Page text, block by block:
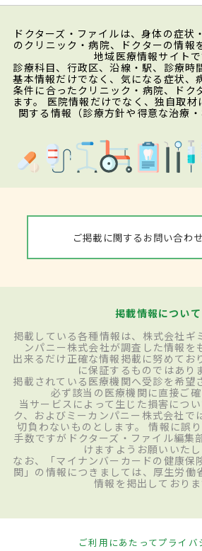
ドクターズ・ファイルは、身体の症状
のクリニック・病院、ドクターの情報
地域医療情報サイトで
診療科目、行政区、沿線・駅、診療時
基本情報だけでなく、気になる症状、
条件に合ったクリニック・病院、ドク
ます。 医院情報だけでなく、独自取材
関する情報（診療方針や得意な治療・
ご掲載に関するお問い合わ
掲載情報について
掲載している各種情報は、株式会社ギ
ンパニー株式会社が調査した情報を
出来るだけ正確な情報掲載に努めてお
に保証するものではあり
掲載されている医療機関へ受診を希望
必ず該当の医療機関に直接ご確
当サービスによって生じた損害につ
ク、およびミーカンパニー株式会社で
切負わないものとします。 情報に誤
手数ですがドクターズ・ファイル編集
けますようお願いいたし
なお、「マイナンバーカードの健康保
関」の情報につきましては、厚生労働
情報を掲出しておりま
ご利用にあたってプライバ